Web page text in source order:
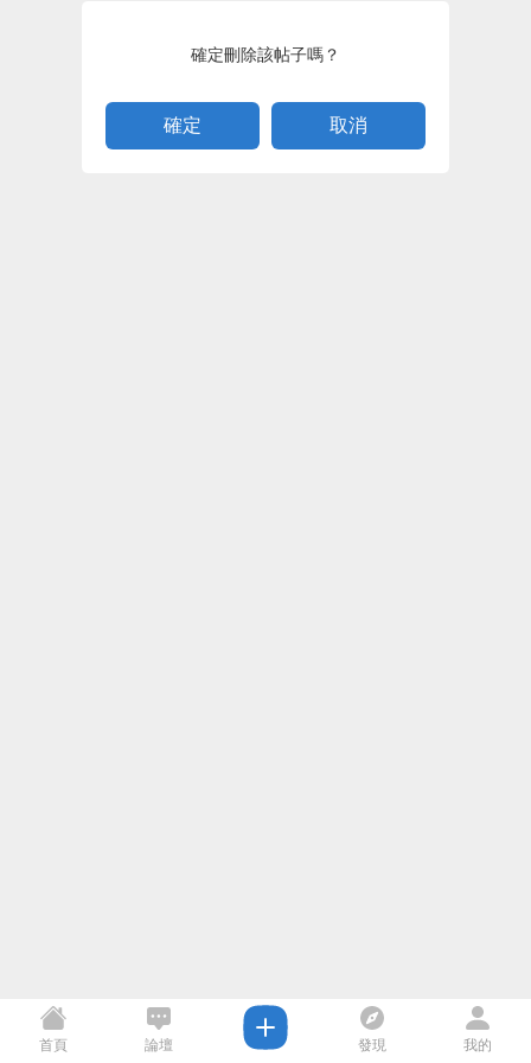
確定刪除該帖子嗎？
取消
首頁 論壇 發現 我的